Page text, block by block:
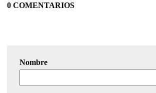
0 COMENTARIOS
Nombre